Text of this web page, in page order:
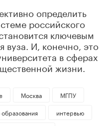
определить
российского
ключевым
вуза. И, конечно, это
в сферах
жизни.
Москва
МГПУ
образования
интервью